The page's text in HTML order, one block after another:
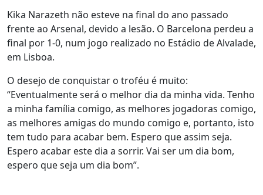
Kika Narazeth não esteve na final do ano passado
frente ao Arsenal, devido a lesão. O Barcelona perdeu a
final por 1-0, num jogo realizado no Estádio de Alvalade,
em Lisboa.
O desejo de conquistar o troféu é muito:
“Eventualmente será o melhor dia da minha vida. Tenho
a minha família comigo, as melhores jogadoras comigo,
as melhores amigas do mundo comigo e, portanto, isto
tem tudo para acabar bem. Espero que assim seja.
Espero acabar este dia a sorrir. Vai ser um dia bom,
espero que seja um dia bom”.